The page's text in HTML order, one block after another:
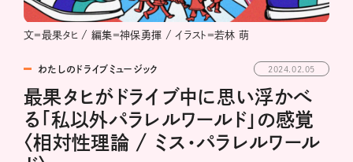
文＝最果タヒ / 編集＝神保勇揮 / イラスト＝若林 萌
わたしのドライブミュージック 2024.02.05
最果タヒがドライブ中に思い浮かべ
る「私以外パラレルワールド」の感覚
〈相対性理論 / ミス・パラレルワール